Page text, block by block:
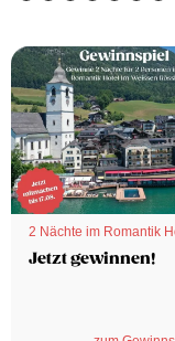
2 Nächte im Romantik
Jetzt gewinnen!